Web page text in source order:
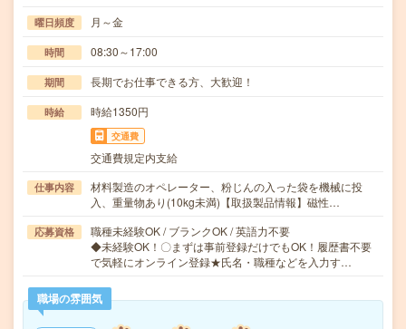
曜日頻度 月～金
時間 08:30～17:00
期間 長期でお仕事できる方、大歓迎！
時給 時給1350円
交通費
交通費規定内支給
仕事内容
材料製造のオペレーター、粉じんの入った袋を機械に投
入、重量物あり(10kg未満)【取扱製品情報】磁性…
応募資格
職種未経験OK / ブランクOK / 英語力不要
◆未経験OK！〇まずは事前登録だけでもOK！履歴書不要
で気軽にオンライン登録★氏名・職種などを入力す…
職場の雰囲気